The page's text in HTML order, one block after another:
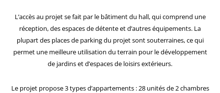
L’accès au projet se fait par le bâtiment du hall, qui comprend une
réception, des espaces de détente et d’autres équipements. La
plupart des places de parking du projet sont souterraines, ce qui
permet une meilleure utilisation du terrain pour le développement
de jardins et d’espaces de loisirs extérieurs.
Le projet propose 3 types d’appartements : 28 unités de 2 chambres